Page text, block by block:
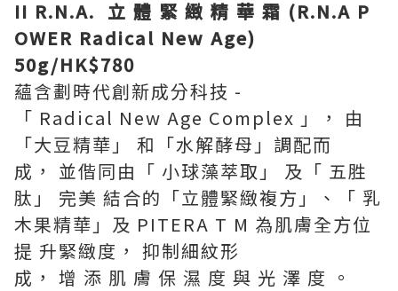
II R.N.A. 立 體 緊 緻 精 華 霜 (R.N.A P
OWER Radical New Age)
50g/HK$780
蘊含劃時代創新成分科技 -
「 Radical New Age Complex 」， 由
「大豆精華」 和「水解酵母」調配而
成， 並偕同由「 小球藻萃取」 及「 五胜
肽」 完美 結合的「立體緊緻複方」、「 乳
木果精華」及 PITERA T M 為肌膚全方位
提 升緊緻度， 抑制細紋形
成， 增 添 肌 膚 保 濕 度 與 光 澤 度 。